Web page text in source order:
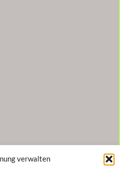
verwalten